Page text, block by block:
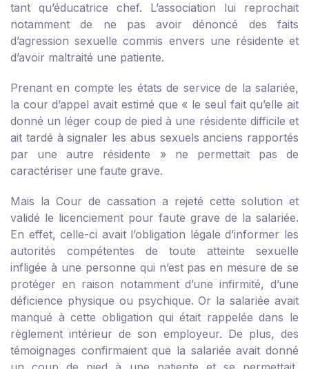
tant qu’éducatrice chef. L’association lui reprochait
notamment de ne pas avoir dénoncé des faits
d’agression sexuelle commis envers une résidente et
d’avoir maltraité une patiente.
Prenant en compte les états de service de la salariée,
la cour d’appel avait estimé que « le seul fait qu’elle ait
donné un léger coup de pied à une résidente difficile et
ait tardé à signaler les abus sexuels anciens rapportés
par une autre résidente » ne permettait pas de
caractériser une faute grave.
Mais la Cour de cassation a rejeté cette solution et
validé le licenciement pour faute grave de la salariée.
En effet, celle-ci avait l’obligation légale d’informer les
autorités compétentes de toute atteinte sexuelle
infligée à une personne qui n’est pas en mesure de se
protéger en raison notamment d’une infirmité, d’une
déficience physique ou psychique. Or la salariée avait
manqué à cette obligation qui était rappelée dans le
règlement intérieur de son employeur. De plus, des
témoignages confirmaient que la salariée avait donné